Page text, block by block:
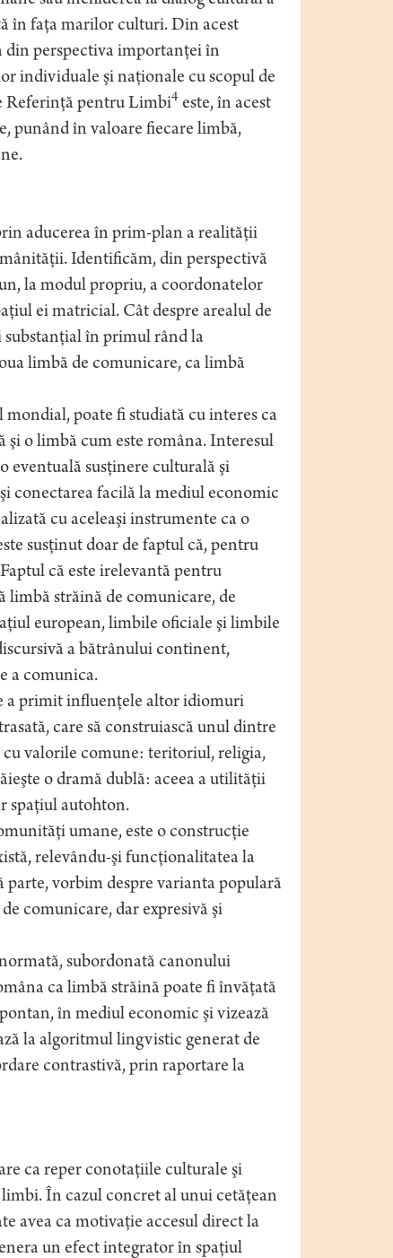
în faţa marilor culturi. Din acest
din perspectiva importanţei în
individuale şi naţionale cu scopul de
Referinţă pentru Limbi4este, în acest
punând în valoare fiecare limbă,
aducerea în prim-plan a realităţii
Identificăm, din perspectivă
la modul propriu, a coordonatelor
ei matricial. Cât despre arealul de
substanţial în primul rând la
limbă de comunicare, ca limbă
poate fi studiată cu interes ca
şi o limbă cum este româna. Interesul
eventuală susţinere culturală şi
conectarea facilă la mediul economic
cu aceleaşi instrumente ca o
susţinut doar de faptul că, pentru
că este irelevantă pentru
străină de comunicare, de
european, limbile oficiale şi limbile
a bătrânului continent,
a comunica.
a primit influenţele altor idiomuri
care să construiască unul dintre
valorile comune: teritoriul, religia,
o dramă dublă: aceea a utilităţii
spaţiul autohton.
umane, este o construcţie
relevându-şi funcţionalitatea la
vorbim despre varianta populară
comunicare, dar expresivă şi
subordonată canonului
ca limbă străină poate fi învăţată
în mediul economic şi vizează
la algoritmul lingvistic generat de
contrastivă, prin raportare la
ca reper conotaţiile culturale şi
În cazul concret al unui cetăţean
avea ca motivaţie accesul direct la
un efect integrator în spaţiul